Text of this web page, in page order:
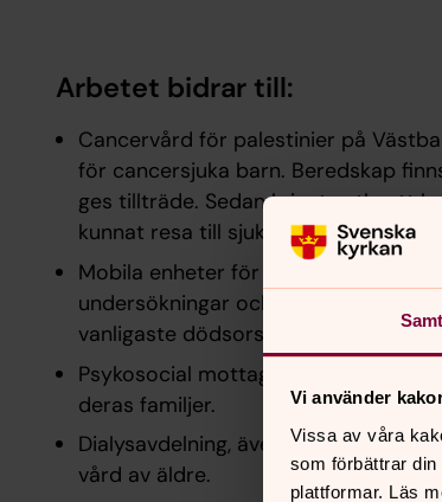
Vi använder
Vissa av våra
som förbättrar
plattformar. Läs
Arbetet bidrar till:
Cancervård för palestinier på
för cancersjuka barn. Beredskap
ges tillträde. Sedan krigets utbrott
kunnat resa till sjukhuset för att få
Mobila enheter för mammografi som
undersökningar och för att sprida
vanligaste dödsorsaken bland
Psykosocial mottagning med
deras familjer.
Dialysavdelning, även för barn, en
vård av äldre.